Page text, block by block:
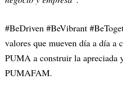
#BeDriven #BeVibrant
valores que mueven día a día a
PUMA a construir la apreciada
PUMAFAM.